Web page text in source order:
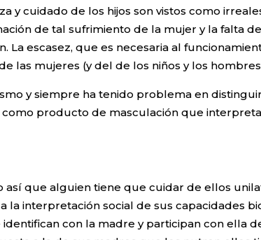
y cuidado de los hijos son vistos como
de tal sufrimiento de la mujer y la falta
La escasez, que es necesaria al
las mujeres (y del de los niños y los
y siempre ha tenido problema en
producto de masculación que
así que alguien tiene que cuidar de ellos
la interpretación social de sus capacidades
con la madre y participan con ella